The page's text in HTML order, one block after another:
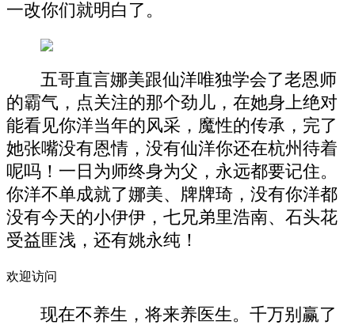
一改你们就明白了。
五哥直言娜美跟仙洋唯独学会了老恩师
的霸气，点关注的那个劲儿，在她身上绝对
能看见你洋当年的风采，魔性的传承，完了
她张嘴没有恩情，没有仙洋你还在杭州待着
呢吗！一日为师终身为父，永远都要记住。
你洋不单成就了娜美、牌牌琦，没有你洋都
没有今天的小伊伊，七兄弟里浩南、石头花
受益匪浅，还有姚永纯！
欢迎访问
现在不养生，将来养医生。千万别赢了